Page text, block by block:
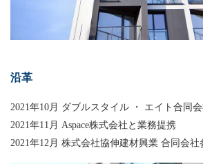
沿革
2021年10月 ダブルスタイル ・ エイト合同
2021年11月 Aspace株式会社と業務提携
2021年12月 株式会社協伸建材興業 合同会社